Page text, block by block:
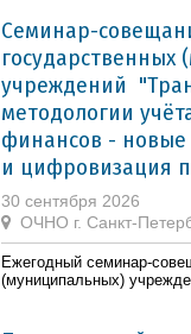
Семинар-
государственных
учреждений
методологии
финансов - новые
и цифровизация
30 сентября 2026
ОЧНО г. Санкт-
Ежегодный семинар-
(муниципальных)